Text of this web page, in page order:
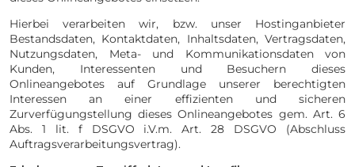
Hierbei verarbeiten wir, bzw. unser Hostinganbieter
Bestandsdaten, Kontaktdaten, Inhaltsdaten, Vertragsdaten,
Nutzungsdaten, Meta- und Kommunikationsdaten von
Kunden, Interessenten und Besuchern dieses
Onlineangebotes auf Grundlage unserer berechtigten
Interessen an einer effizienten und sicheren
Zurverfügungstellung dieses Onlineangebotes gem. Art. 6
Abs. 1 lit. f DSGVO i.V.m. Art. 28 DSGVO (Abschluss
Auftragsverarbeitungsvertrag).